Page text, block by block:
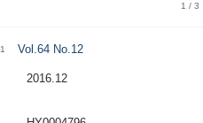
1 / 3
1 Vol.64 No.12
2016.12